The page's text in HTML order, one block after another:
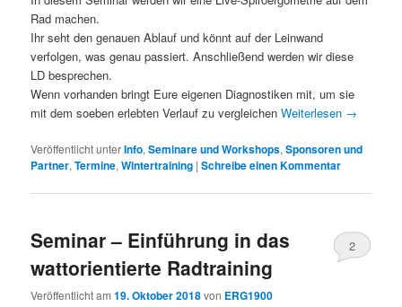
Rad machen.
Ihr seht den genauen Ablauf und könnt auf der Leinwand
verfolgen, was genau passiert. Anschließend werden wir diese
LD besprechen.
Wenn vorhanden bringt Eure eigenen Diagnostiken mit, um sie
mit dem soeben erlebten Verlauf zu vergleichenWeiterlesen →
Veröffentlicht unterInfo,Seminare und Workshops,Sponsoren und
Partner,Termine,Wintertraining |Schreibe einen Kommentar
Seminar – Einführung in das
wattorientierte Radtraining
Veröffentlicht am19. Oktober 2018von ERG1900
2